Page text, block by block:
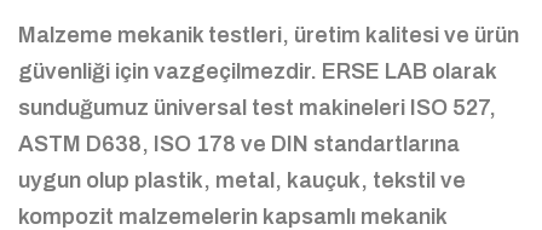
Malzeme mekanik testleri, üretim kalitesi ve ürün
güvenliği için vazgeçilmezdir. ERSE LAB olarak
sunduğumuz üniversal test makineleri ISO 527,
ASTM D638, ISO 178 ve DIN standartlarına
uygun olup plastik, metal, kauçuk, tekstil ve
kompozit malzemelerin kapsamlı mekanik